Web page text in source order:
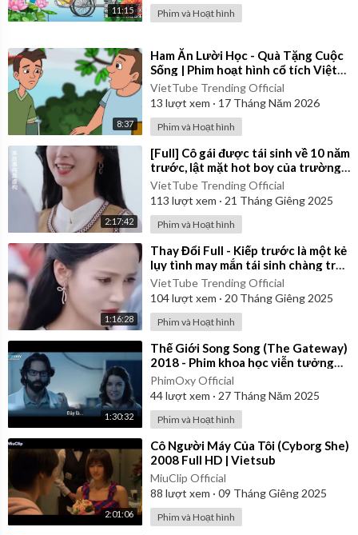
11:15 Phim và Hoạt hình
8:37
⁣Ham Ăn Lười Học - Quà Tặng Cuộc
Sống | Phim hoạt hình cổ tích Việt
Nam
VietTube Trending Official
13 lượt xem · 17 Tháng Năm 2026
Phim và Hoạt hình
2:17:42
⁣[Full] Cô gái được tái sinh về 10 năm
trước, lật mặt hot boy của trường
là kẻ mưu mô độc ác
VietTube Trending Official
113 lượt xem · 21 Tháng Giêng 2025
Phim và Hoạt hình
1:16:28
⁣Thay Đổi Full - Kiếp trước là một kẻ
lụy tình may mắn tái sinh chàng trai
quyết thay đổi số phận
VietTube Trending Official
104lượt xem · 20 Tháng Giêng 2025
Phim và Hoạt hình
1:30:32
⁣Thế Giới Song Song (The Gateway)
2018 - Phim khoa học viễn tưởng
hay nhất | Vietsub
PhimOxy Official
44lượt xem · 27 Tháng Năm 2025
Phim và Hoạt hình
2:01:06
⁣Cô Người Máy Của Tôi (Cyborg She)
2008 Full HD | Vietsub
MiuClip Official
88 lượt xem · 09 Tháng Giêng 2025
Phim và Hoạt hình